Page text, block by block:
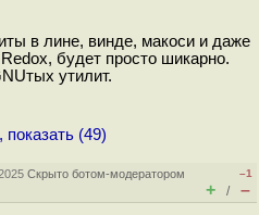
в лине, винде, макоси и даже
будет просто шикарно.
утилит.
(49)
Скрыто ботом-модератором
–1
+ / –